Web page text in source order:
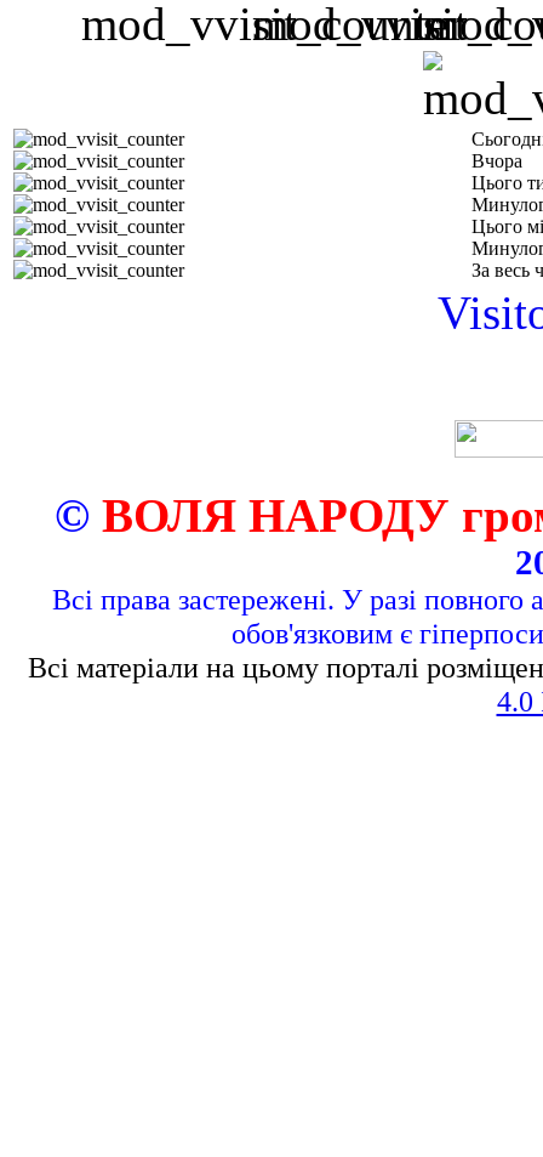
Вчора
Цього
Цього
За весь
© ВОЛЯ НАРОДУ
Всі права застережені. У разі повного
обов'язковим є
Всі матеріали на цьому порталі
4.0